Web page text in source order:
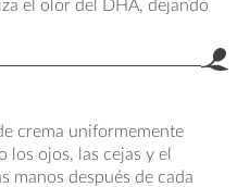
el olor del DHA, dejando
crema uniformemente
los ojos, las cejas y el
manos después de cada